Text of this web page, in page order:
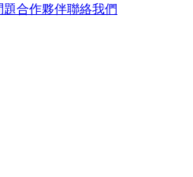
題合作夥伴聯絡我們